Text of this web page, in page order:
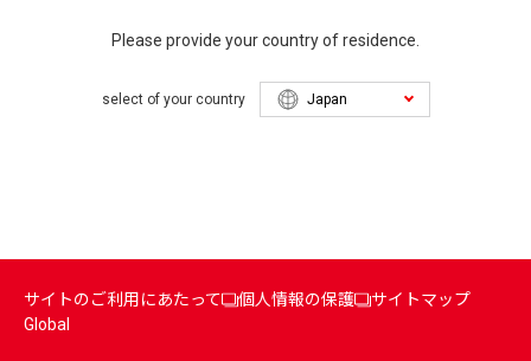
Please provide your country of residence.
select of your country
サイトのご利用にあたって 個人情報の保護
サイトマップ
Global